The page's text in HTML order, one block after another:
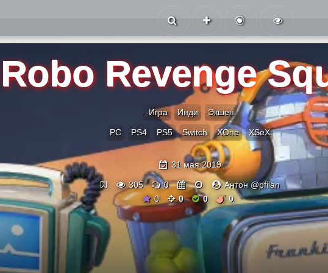
Robo Revenge
-Игра Инди Экшен
PC PS4 PS5 Switch XOne XSeX
31 мая 2019
305 0
Антон @pfilan
0
0 0 0